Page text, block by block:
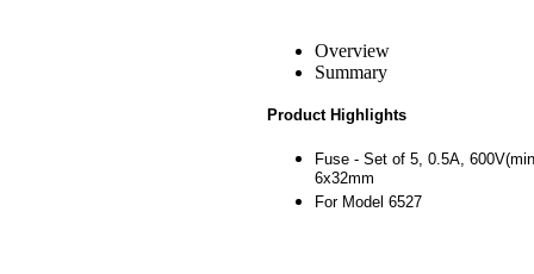
Overview
Summary
Product Highlights
Fuse - Set of 5, 0.5A,
6x32mm
For Model 6527